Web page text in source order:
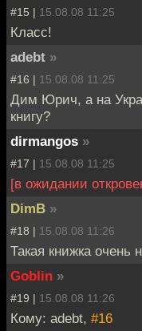
#15 | 15.08.08 11:25
Класс!
adebt »
#16 | 15.08.08 11:25
Дим Юрич, а на
книгу?
dirmangos »
#17 | 15.08.08 11:25
[в ожидании
DimB »
#18 | 15.08.08 11:26
Такая книжка очень
Goblin »
#19 | 15.08.08 11:26
Кому: adebt, #16